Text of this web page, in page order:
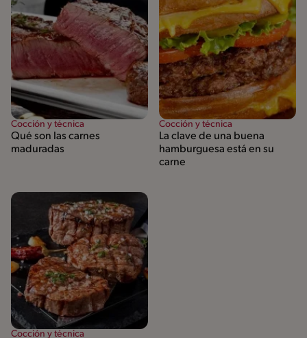
Cocción y técnica
Qué son las carnes
maduradas
Cocción y técnica
La clave de una buena
hamburguesa está en su
carne
Cocción y técnica